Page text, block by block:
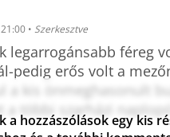
• Szerkesztve
legarrogánsabb féreg
pedig erős volt a
a kis önmeghasonult
a többi szarházi
a hozzászólások egy kis